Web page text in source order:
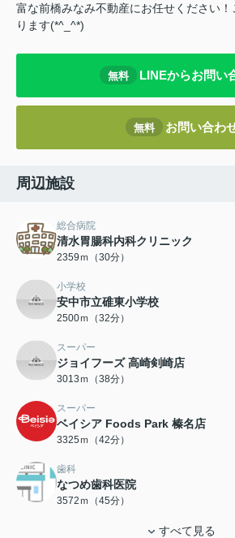
富な前橋みなみ不動産にお任せください
ります(*^_^*)
無料 LINEからお問い
無料 お問い合わ
周辺施設
総合病院
清水胃腸科内科クリニック
2359ｍ（30分）
小学校
安中市立碓東小学校
2500ｍ（32分）
スーパー
ジョイフーズ 高崎剣崎店
3013ｍ（38分）
スーパー
ベイシア Foods Park 榛名店
3325ｍ（42分）
歯科
なつめ歯科医院
3572ｍ（45分）
すべて見る